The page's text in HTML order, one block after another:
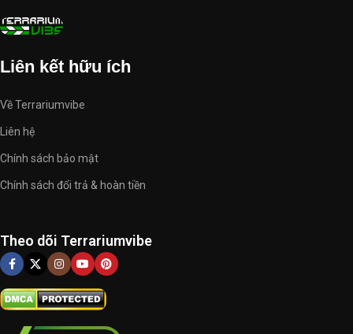
Liên kết hữu ích
Về Terrariumvibe
Liên hệ
Chính sách bảo mật
Chính sách đổi trả & hoàn tiền
Theo dõi Terrariumvibe